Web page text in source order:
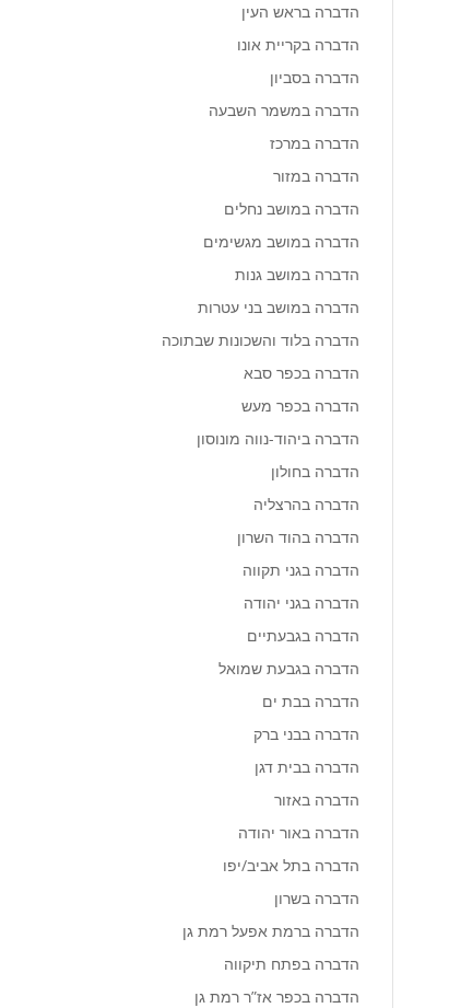
הדברה בראש העין
הדברה בקריית אונו
הדברה בסביון
הדברה במשמר השבעה
הדברה במרכז
הדברה במזור
הדברה במושב נחלים
הדברה במושב מגשימים
הדברה במושב גנות
הדברה במושב בני עטרות
הדברה בלוד והשכונות שבתוכה
הדברה בכפר סבא
הדברה בכפר מעש
הדברה ביהוד-נווה מונוסון
הדברה בחולון
הדברה בהרצליה
הדברה בהוד השרון
הדברה בגני תקווה
הדברה בגני יהודה
הדברה בגבעתיים
הדברה בגבעת שמואל
הדברה בבת ים
הדברה בבני ברק
הדברה בבית דגן
הדברה באזור
הדברה באור יהודה
הדברה בתל אביב/יפו
הדברה בשרון
הדברה ברמת אפעל רמת גן
הדברה בפתח תיקווה
הדברה בכפר אז”ר רמת גן